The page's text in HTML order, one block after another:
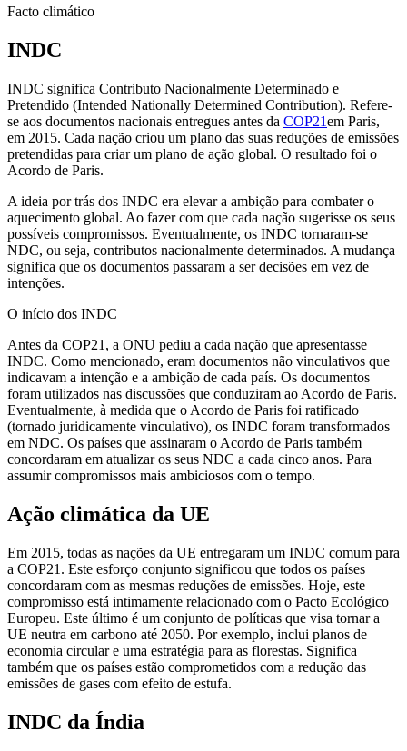
Facto climático
INDC
INDC significa Contributo Nacionalmente Determinado e
Pretendido (Intended Nationally Determined Contribution). Refere-
se aos documentos nacionais entregues antes da COP21em Paris,
em 2015. Cada nação criou um plano das suas reduções de emissões
pretendidas para criar um plano de ação global. O resultado foi o
Acordo de Paris.
A ideia por trás dos INDC era elevar a ambição para combater o
aquecimento global. Ao fazer com que cada nação sugerisse os seus
possíveis compromissos. Eventualmente, os INDC tornaram-se
NDC, ou seja, contributos nacionalmente determinados. A mudança
significa que os documentos passaram a ser decisões em vez de
intenções.
O início dos INDC
Antes da COP21, a ONU pediu a cada nação que apresentasse
INDC. Como mencionado, eram documentos não vinculativos que
indicavam a intenção e a ambição de cada país. Os documentos
foram utilizados nas discussões que conduziram ao Acordo de Paris.
Eventualmente, à medida que o Acordo de Paris foi ratificado
(tornado juridicamente vinculativo), os INDC foram transformados
em NDC. Os países que assinaram o Acordo de Paris também
concordaram em atualizar os seus NDC a cada cinco anos. Para
assumir compromissos mais ambiciosos com o tempo.
Ação climática da UE
Em 2015, todas as nações da UE entregaram um INDC comum para
a COP21. Este esforço conjunto significou que todos os países
concordaram com as mesmas reduções de emissões. Hoje, este
compromisso está intimamente relacionado com o Pacto Ecológico
Europeu. Este último é um conjunto de políticas que visa tornar a
UE neutra em carbono até 2050. Por exemplo, inclui planos de
economia circular e uma estratégia para as florestas. Significa
também que os países estão comprometidos com a redução das
emissões de gases com efeito de estufa.
INDC da Índia